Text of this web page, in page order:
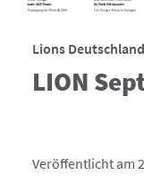
Lions Deutschland
LION
Veröffentlicht am